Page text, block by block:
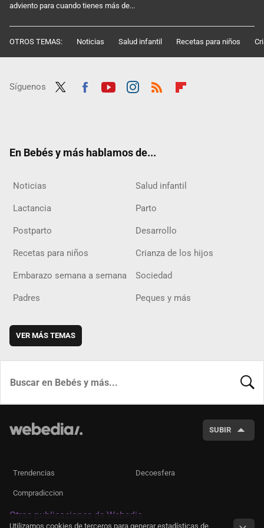
adviento para cuando tienes más de...
OTROS TEMAS: Noticias Salud infantil Recetas para niños
Síguenos
En Bebés y más hablamos de...
Noticias Salud infantil
Lactancia Parto
Postparto Desarrollo
Recetas para niños Crianza de los hijos
Embarazo semana a semana Sociedad
Padres Peques y más
VER MÁS TEMAS
SUBIR
Trendencias Decoesfera
Compradiccion
Otras publicaciones de Webedia
Utilizamos cookies de terceros para generar estadísticas de